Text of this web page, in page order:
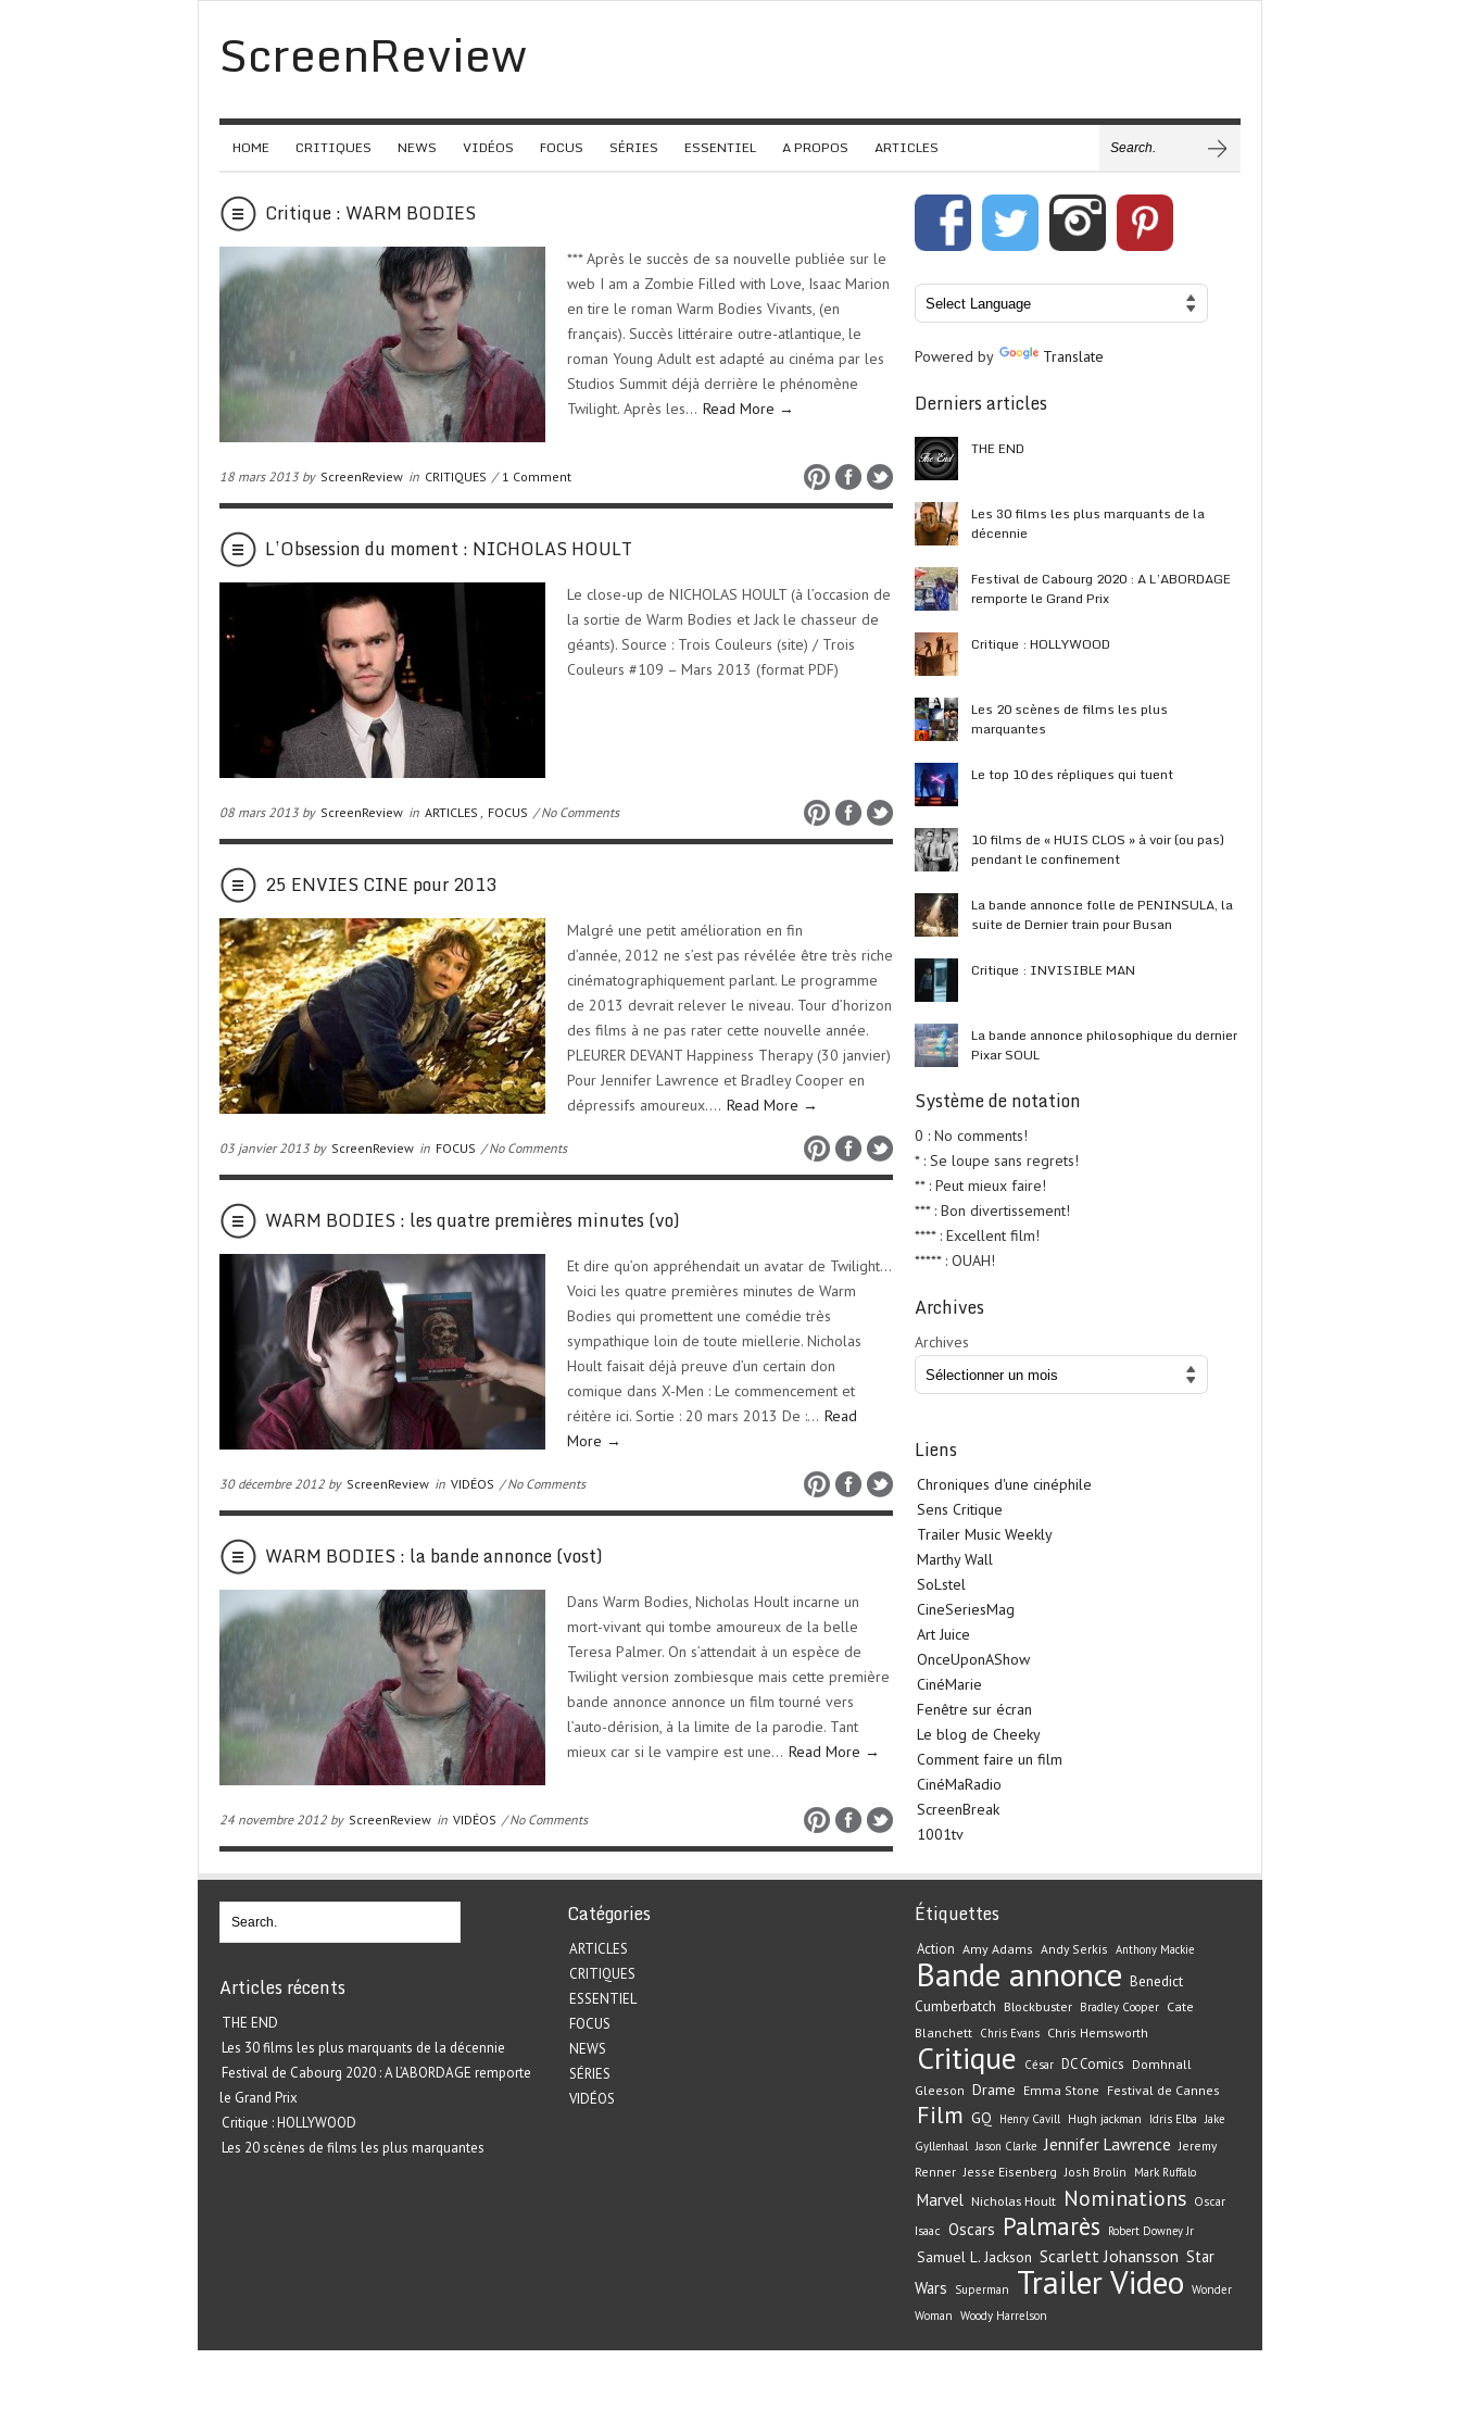
ScreenReview
HOME CRITIQUES NEWS VIDÉOS FOCUS SÉRIES ESSENTIEL A PROPOS ARTICLES
Critique : WARM BODIES
*** Après le succès de sa nouvelle publiée sur le
web I am a Zombie Filled with Love, Isaac Marion
en tire le roman Warm Bodies Vivants, (en
français). Succès littéraire outre-atlantique, le
roman Young Adult est adapté au cinéma par les
Studios Summit déjà derrière le phénomène
Twilight. Après les… Read More →
18 mars 2013 by ScreenReview in CRITIQUES / 1 Comment
L’Obsession du moment : NICHOLAS HOULT
Le close-up de NICHOLAS HOULT (à l’occasion de
la sortie de Warm Bodies et Jack le chasseur de
géants). Source : Trois Couleurs (site) / Trois
Couleurs #109 – Mars 2013 (format PDF)
08 mars 2013 by ScreenReview in ARTICLES , FOCUS / No Comments
25 ENVIES CINE pour 2013
Malgré une petit amélioration en fin
d’année, 2012 ne s’est pas révélée être très riche
cinématographiquement parlant. Le programme
de 2013 devrait relever le niveau. Tour d’horizon
des films à ne pas rater cette nouvelle année.
PLEURER DEVANT Happiness Therapy (30 janvier)
Pour Jennifer Lawrence et Bradley Cooper en
dépressifs amoureux…. Read More →
03 janvier 2013 by ScreenReview in FOCUS / No Comments
WARM BODIES : les quatre premières minutes (vo)
Et dire qu’on appréhendait un avatar de Twilight…
Voici les quatre premières minutes de Warm
Bodies qui promettent une comédie très
sympathique loin de toute miellerie. Nicholas
Hoult faisait déjà preuve d’un certain don
comique dans X-Men : Le commencement et
réitère ici. Sortie : 20 mars 2013 De :… Read
More →
30 décembre 2012 by ScreenReview in VIDÉOS / No Comments
WARM BODIES : la bande annonce (vost)
Dans Warm Bodies, Nicholas Hoult incarne un
mort-vivant qui tombe amoureux de la belle
Teresa Palmer. On s’attendait à un espèce de
Twilight version zombiesque mais cette première
bande annonce annonce un film tourné vers
l’auto-dérision, à la limite de la parodie. Tant
mieux car si le vampire est une… Read More →
24 novembre 2012 by ScreenReview in VIDÉOS / No Comments
Powered by Translate
Derniers articles
THE END
Les 30 films les plus marquants de la
décennie
Festival de Cabourg 2020 : A L’ABORDAGE
remporte le Grand Prix
Critique : HOLLYWOOD
Les 20 scènes de films les plus
marquantes
Le top 10 des répliques qui tuent
10 films de « HUIS CLOS » à voir (ou pas)
pendant le confinement
La bande annonce folle de PENINSULA, la
suite de Dernier train pour Busan
Critique : INVISIBLE MAN
La bande annonce philosophique du dernier
Pixar SOUL
Système de notation
0 : No comments!
* : Se loupe sans regrets!
** : Peut mieux faire!
*** : Bon divertissement!
**** : Excellent film!
***** : OUAH!
Archives
Archives
Liens
Chroniques d'une cinéphile
Sens Critique
Trailer Music Weekly
Marthy Wall
SoLstel
CineSeriesMag
Art Juice
OnceUponAShow
CinéMarie
Fenêtre sur écran
Le blog de Cheeky
Comment faire un film
CinéMaRadio
ScreenBreak
1001tv
Articles récents
THE END
Les 30 films les plus marquants de la décennie
Festival de Cabourg 2020 : A L’ABORDAGE remporte
le Grand Prix
Critique : HOLLYWOOD
Les 20 scènes de films les plus marquantes
Catégories
ARTICLES
CRITIQUES
ESSENTIEL
FOCUS
NEWS
SÉRIES
VIDÉOS
Étiquettes
Action Amy Adams Andy Serkis Anthony Mackie
Bande annonce Benedict
Cumberbatch Blockbuster Bradley Cooper Cate
Blanchett Chris Evans Chris Hemsworth
Critique César DC Comics Domhnall
Gleeson Drame Emma Stone Festival de Cannes
Film GQ Henry Cavill Hugh jackman Idris Elba Jake
Gyllenhaal Jason Clarke Jennifer Lawrence Jeremy
Renner Jesse Eisenberg Josh Brolin Mark Ruffalo
Marvel Nicholas Hoult Nominations Oscar
Isaac Oscars Palmarès Robert Downey Jr
Samuel L. Jackson Scarlett Johansson Star
Wars
Superman TrailerVideo Wonder
Woman Woody Harrelson